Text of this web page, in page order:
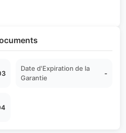
Date d'Expiration de la
Garantie
-